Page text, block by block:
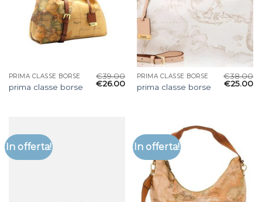
PRIMA CLASSE BORSE
prima classe borse
€39.00
€26.00
PRIMA CLASSE BORSE
prima classe borse
€38.00
€25.00
In offerta! In offerta!